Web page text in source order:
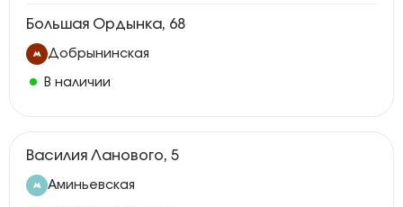
Большая Ордынка, 68
Добрынинская
В наличии
Василия Ланового, 5
Аминьевская